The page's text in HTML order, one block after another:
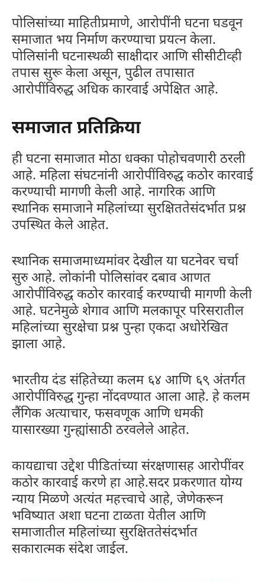
पोलिसांच्या माहितीप्रमाणे, आरोपींनी घटना घडवून
समाजात भय निर्माण करण्याचा प्रयत्न केला.
पोलिसांनी घटनास्थळी साक्षीदार आणि सीसीटीव्ही
तपास सुरू केला असून, पुढील तपासात
आरोपींविरुद्ध अधिक कारवाई अपेक्षित आहे.
समाजात प्रतिक्रिया
ही घटना समाजात मोठा धक्का पोहोचवणारी ठरली
आहे. महिला संघटनांनी आरोपींविरुद्ध कठोर कारवाई
करण्याची मागणी केली आहे. नागरिक आणि
स्थानिक समाजाने महिलांच्या सुरक्षिततेसंदर्भात प्रश्न
उपस्थित केले आहेत.
स्थानिक समाजमाध्यमांवर देखील या घटनेवर चर्चा
सुरु आहे. लोकांनी पोलिसांवर दबाव आणत
आरोपींविरुद्ध कठोर कारवाई करण्याची मागणी केली
आहे. घटनेमुळे शेगाव आणि मलकापूर परिसरातील
महिलांच्या सुरक्षेचा प्रश्न पुन्हा एकदा अधोरेखित
झाला आहे.
भारतीय दंड संहितेच्या कलम ६४ आणि ६९ अंतर्गत
आरोपींविरुद्ध गुन्हा नोंदवण्यात आला आहे. हे कलम
लैंगिक अत्याचार, फसवणूक आणि धमकी
यासारख्या गुन्ह्यांसाठी ठरवलेले आहेत.
कायद्याचा उद्देश पीडितांच्या संरक्षणासह आरोपींवर
कठोर कारवाई करणे हा आहे.सदर प्रकरणात योग्य
न्याय मिळणे अत्यंत महत्त्वाचे आहे, जेणेकरून
भविष्यात अशा घटना टाळता येतील आणि
समाजातील महिलांच्या सुरक्षिततेसंदर्भात
सकारात्मक संदेश जाईल.